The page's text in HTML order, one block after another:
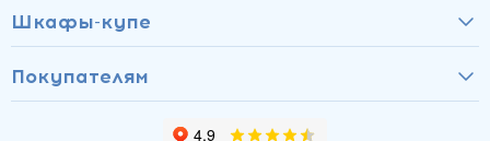
Шкафы-купе
Покупателям